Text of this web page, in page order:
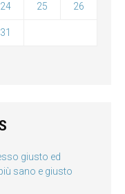
24 25 26
31
giusto ed
sano e giusto